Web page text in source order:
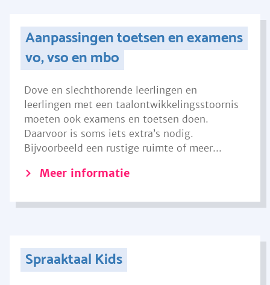
Aanpassingen toetsen en examens
vo, vso en mbo
Dove en slechthorende leerlingen en
leerlingen met een taalontwikkelingsstoornis
moeten ook examens en toetsen doen.
Daarvoor is soms iets extra’s nodig.
Bijvoorbeeld een rustige ruimte of meer...
Meer informatie
Spraaktaal Kids